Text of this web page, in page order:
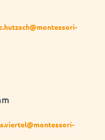
s.viertel@montessori-